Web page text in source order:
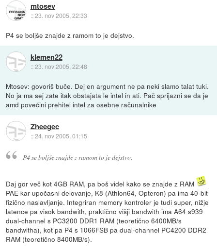
mtosev
::23. nov 2005, 22:33
P4 se boljše znajde z ramom to je dejstvo.
klemen22
::23. nov 2005, 22:48
Mtosev: govoriš buče. Dej en argument ne pa neki slamo talat tuki.
No ja ma sej zate itak obstajata le intel in ati. Pač sprijazni se da je
amd povečini prehitel intel za osebne računalnike
Zheegec
::24. nov 2005, 01:15
P4 se boljše znajde z ramom to je dejstvo.
Daj gor več kot 4GB RAM, pa boš videl kako se znajde z RAM
PAE kar upočasni delovanje, K8 (Athlon64, Opteron) pa ima 40-bit
fizično naslavljanje. Integriran memory kontroler je tudi super, nižje
latence pa visok bandwith, praktično višji bandwith ima A64 s939
dual-channel s PC3200 DDR1 RAM (teoretično 6400MB/s
bandwitha), kot pa P4 s 1066FSB pa dual-channel PC4200 DDR2
RAM (teoretično 8400MB/s).